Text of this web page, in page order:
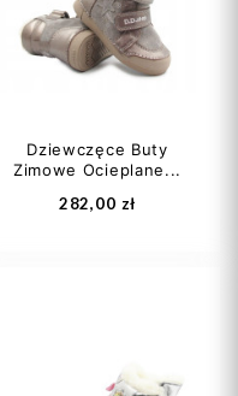
30
Dodaj do koszyka
Dziewczęce Buty
Zimowe Ocieplane...
282,00 zł